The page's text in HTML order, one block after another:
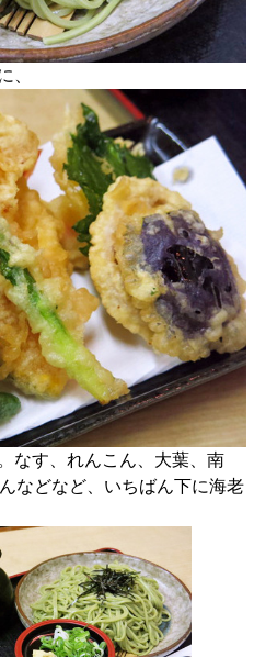
、
なす、れんこん、大葉、南
などなど、いちばん下に海老